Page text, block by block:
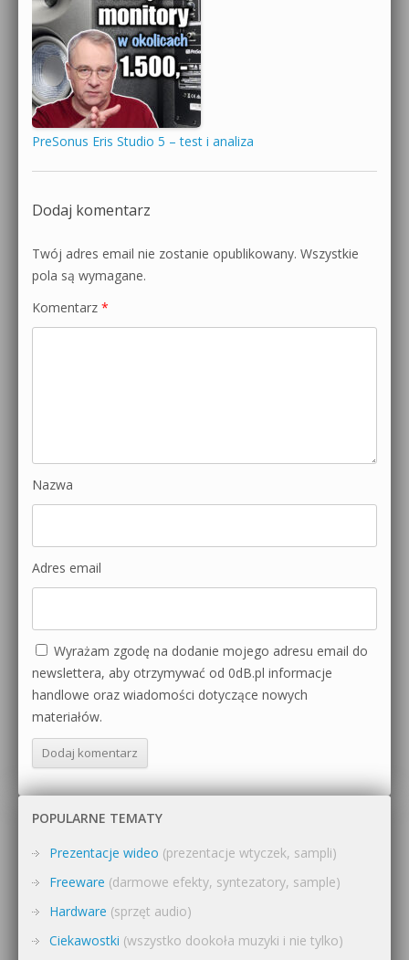
PreSonus Eris Studio 5 – test i analiza
Dodaj komentarz
Twój adres email nie zostanie opublikowany. Wszystkie
pola są wymagane.
Komentarz *
Nazwa
Adres email
Wyrażam zgodę na dodanie mojego adresu email do
newslettera, aby otrzymywać od 0dB.pl informacje
handlowe oraz wiadomości dotyczące nowych
materiałów.
POPULARNE TEMATY
Prezentacje wideo (prezentacje wtyczek, sampli)
Freeware (darmowe efekty, syntezatory, sample)
Hardware (sprzęt audio)
Ciekawostki (wszystko dookoła muzyki i nie tylko)